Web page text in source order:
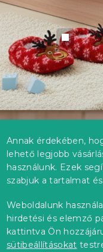
Annak érdekében,
lehető legjobb
használunk. Ezek
szabjuk a tartalmat
Weboldalunk
hirdetési és elemző
kattintva Ön
sütibeállításokat